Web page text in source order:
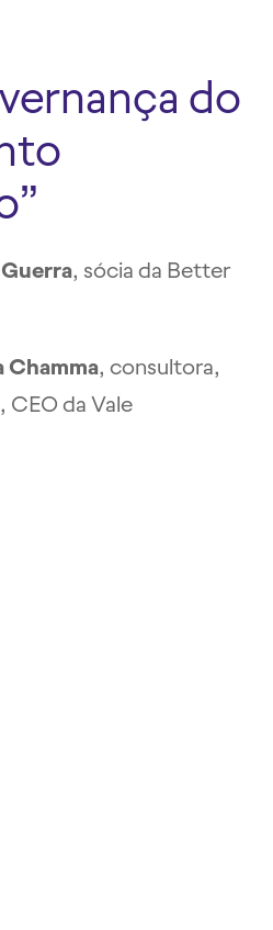
do
, sócia da Better
Chamma, consultora,
, CEO da Vale